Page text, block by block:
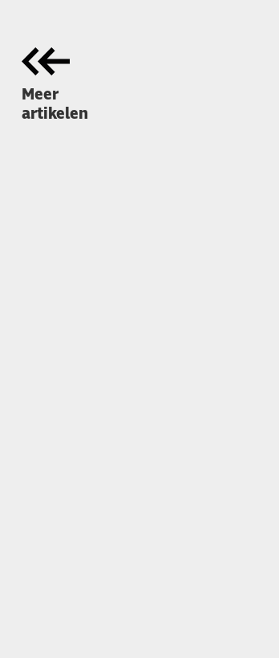
Meer
artikelen